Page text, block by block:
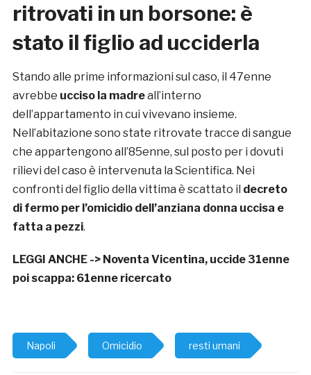
ritrovati in un borsone: è
stato il figlio ad ucciderla
Stando alle prime informazioni sul caso, il 47enne
avrebbe ucciso la madreall’interno
dell’appartamento in cui vivevano insieme.
Nell’abitazione sono state ritrovate tracce di sangue
che appartengono all’85enne, sul posto per i dovuti
rilievi del caso è intervenuta la Scientifica. Nei
confronti del figlio della vittima è scattato il decreto
di fermo per l’omicidio dell’anziana donna uccisa e
fatta a pezzi.
LEGGI ANCHE -> Noventa Vicentina, uccide 31enne
poi scappa: 61enne ricercato
Napoli Omicidio resti umani